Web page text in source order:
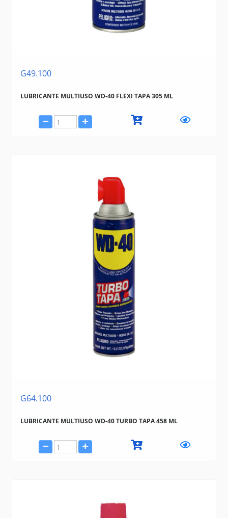
G49.100
LUBRICANTE MULTIUSO WD-40 FLEXI TAPA 305 ML
G64.100
LUBRICANTE MULTIUSO WD-40 TURBO TAPA 458 ML